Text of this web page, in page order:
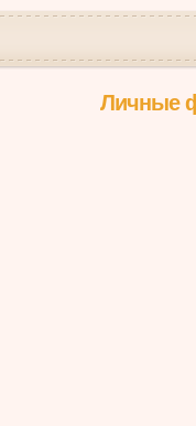
Личные